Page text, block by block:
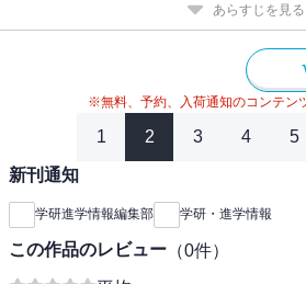
あらすじを見る
※無料、予約、入荷通知のコンテン
1 2 3 4 5
新刊通知
学研進学情報編集部 学研・進学情報
この作品のレビュー （0件）